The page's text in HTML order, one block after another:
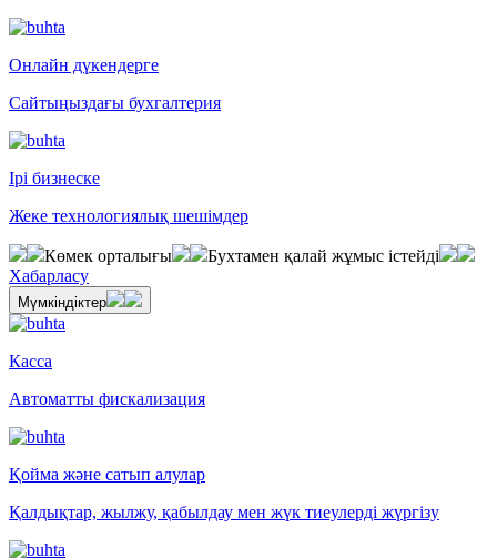
Онлайн дүкендерге
Сайтыңыздағы бухгалтерия
Ірі бизнеске
Жеке технологиялық шешімдер
Көмек орталығы
Бухтамен қалай жұмыс істейді
Хабарласу
Мүмкіндіктер
Касса
Автоматты фискализация
Қойма және сатып алулар
Қалдықтар, жылжу, қабылдау мен жүк тиеулерді жүргізу